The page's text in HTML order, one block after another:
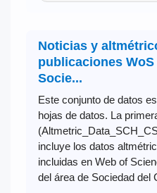
Noticias y
publicaciones WoS
Socie...
Este conjunto de datos
hojas de datos. La
incluye los datos
incluidas en Web of
del área de Sociedad del